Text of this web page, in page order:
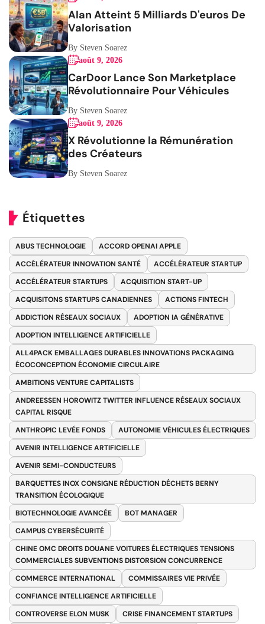
Alan Atteint 5 Milliards D'euros De
Valorisation
By Steven Soarez
août 9, 2026
CarDoor Lance Son Marketplace
Révolutionnaire Pour Véhicules
By Steven Soarez
août 9, 2026
X Révolutionne la Rémunération
des Créateurs
By Steven Soarez
Étiquettes
ABUS TECHNOLOGIE
ACCORD OPENAI APPLE
ACCÉLÉRATEUR INNOVATION SANTÉ
ACCÉLÉRATEUR STARTUP
ACCÉLÉRATEUR STARTUPS
ACQUISITION START-UP
ACQUISITONS STARTUPS CANADIENNES
ACTIONS FINTECH
ADDICTION RÉSEAUX SOCIAUX
ADOPTION IA GÉNÉRATIVE
ADOPTION INTELLIGENCE ARTIFICIELLE
ALL4PACK EMBALLAGES DURABLES INNOVATIONS PACKAGING
ÉCOCONCEPTION ÉCONOMIE CIRCULAIRE
AMBITIONS VENTURE CAPITALISTS
ANDREESSEN HOROWITZ TWITTER INFLUENCE RÉSEAUX SOCIAUX
CAPITAL RISQUE
ANTHROPIC LEVÉE FONDS
AUTONOMIE VÉHICULES ÉLECTRIQUES
AVENIR INTELLIGENCE ARTIFICIELLE
AVENIR SEMI-CONDUCTEURS
BARQUETTES INOX CONSIGNE RÉDUCTION DÉCHETS BERNY
TRANSITION ÉCOLOGIQUE
BIOTECHNOLOGIE AVANCÉE
BOT MANAGER
CAMPUS CYBERSÉCURITÉ
CHINE OMC DROITS DOUANE VOITURES ÉLECTRIQUES TENSIONS
COMMERCIALES SUBVENTIONS DISTORSION CONCURRENCE
COMMERCE INTERNATIONAL
COMMISSAIRES VIE PRIVÉE
CONFIANCE INTELLIGENCE ARTIFICIELLE
CONTROVERSE ELON MUSK
CRISE FINANCEMENT STARTUPS